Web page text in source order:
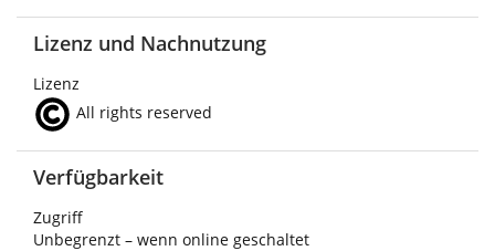
Lizenz und Nachnutzung
Lizenz
All rights reserved
Verfügbarkeit
Zugriff
Unbegrenzt – wenn online geschaltet